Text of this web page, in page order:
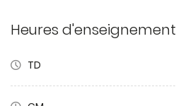
Heures d'enseignement
TD